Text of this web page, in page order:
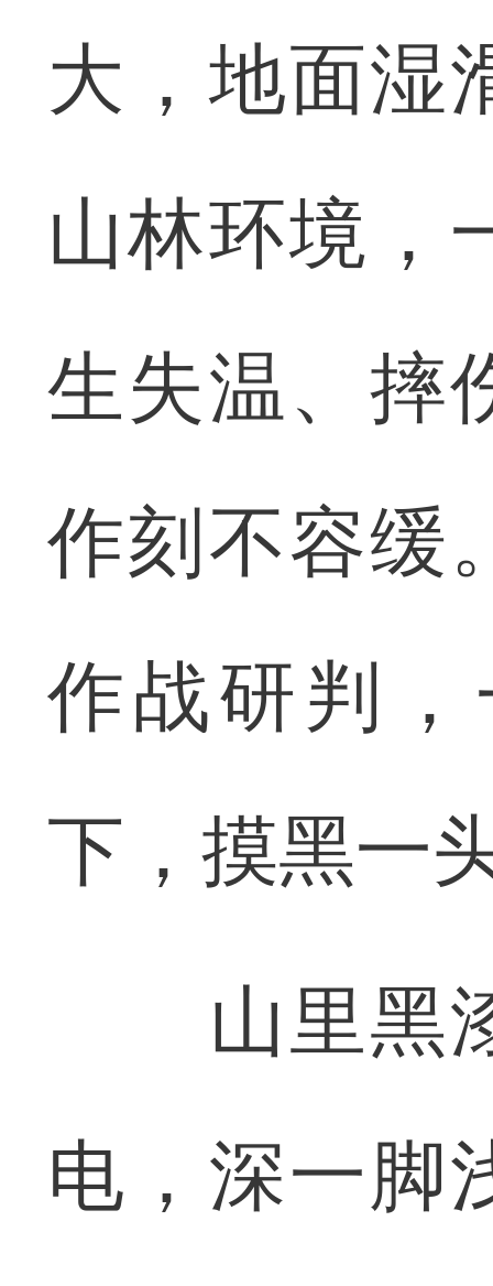
大，地面湿
山林环境，
生失温、摔
作刻不容缓
作战研判
下，摸黑一
山里黑漆
电，深一脚